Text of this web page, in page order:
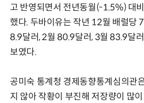
고 반영되면서 전년동월(-1.5%) 대
했다. 두바이유는 작년 12월 배럴당
8.9달러, 2월 80.9달러, 3월 83.9달
보였다.
공미숙 통계청 경제동향통계심의관
지 않아 작황이 부진해 저장량이 많